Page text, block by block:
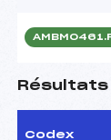
Résultats
Codex